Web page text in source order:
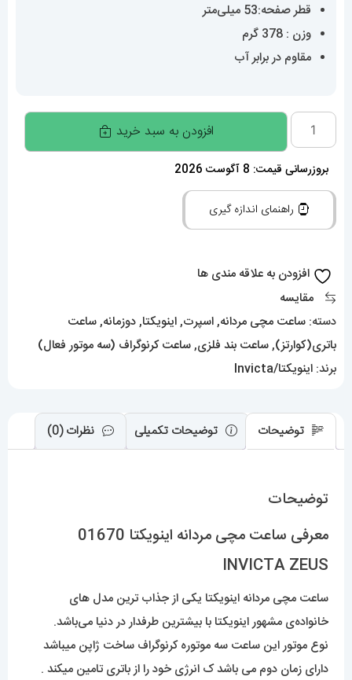
قطر صفحه:53 میلی‌متر
وزن : 378 گرم
مقاوم در برابر آب
ساعت
مچی
مردانه
اینویکتا
020424
عدد
افزودن به سبد خرید
بروزرسانی قیمت: 8 آگوست 2026
راهنمای اندازه گیری
افزودن به علاقه مندی ها
مقایسه
دسته: ساعت مچی مردانه,اسپرت,اینویکتا,دوزمانه,ساعت
باتری(کوارتز),ساعت بند فلزی,ساعت کرنوگراف (سه موتور فعال)
برند: اینویکتا/Invicta
توضیحات توضیحات تکمیلی نظرات (0)
توضیحات
معرفی ساعت مچی مردانه اینویکتا 01670
INVICTA ZEUS
ساعت مچی مردانه اینویکتا یکی از جذاب ترین مدل های
خانواده‌ی مشهور اینویکتا با بیشترین طرفدار در دنیا می‌باشد.
نوع موتور این ساعت سه موتوره کرنوگراف ساخت ژاپن میباشد
دارای زمان دوم می باشد ک انرژی خود را از باتری تامین میکند .